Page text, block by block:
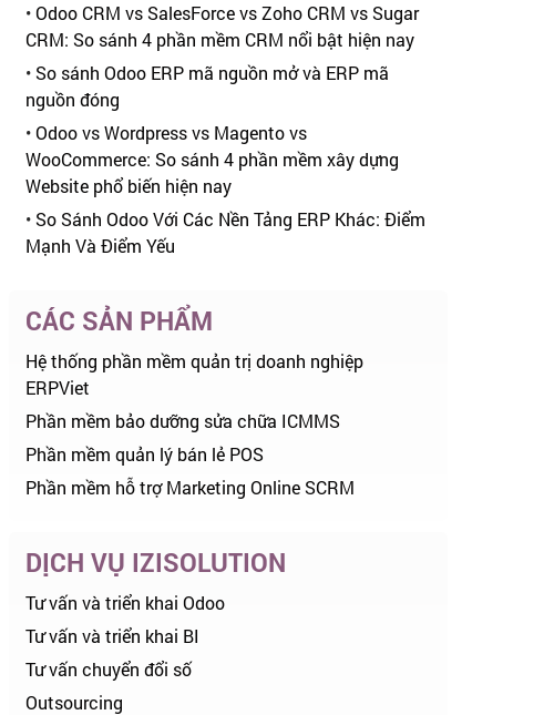
•Odoo CRM vs SalesForce vs Zoho CRM vs Sugar
CRM: So sánh 4 phần mềm CRM nổi bật hiện nay
• So sánh Odoo ERP mã nguồn mở và ERP mã
nguồn đóng
•Odoo vs Wordpress vs Magento vs
WooCommerce: So sánh 4 phần mềm xây dựng
Website phổ biến hiện nay
• So Sánh Odoo Với Các Nền Tảng ERP Khác: Điểm
Mạnh Và Điểm Yếu
CÁC SẢN PHẨM
Hệ thống phần mềm quản trị doanh nghiệp
ERPViet
Phần mềm bảo dưỡng sửa chữa ICMMS
Phần mềm quản lý bán lẻ POS
Phần mềm hỗ trợ Marketing Online SCRM
DỊCH VỤ IZISOLUTION
Tư vấn và triển khai Odoo
Tư vấn và triển khai BI
Tư vấn chuyển đổi số
Outsourcing